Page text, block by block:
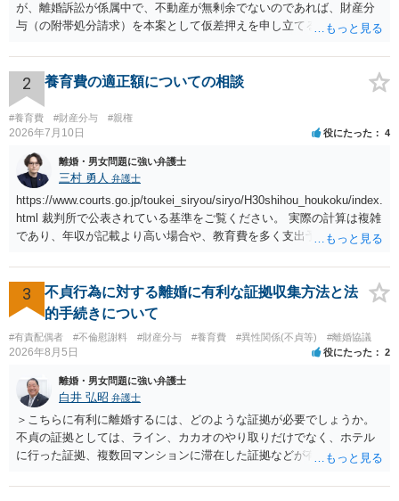
が、離婚訴訟が係属中で、不動産が無剰余でないのであれば、財産分
与（の附帯処分請求）を本案として仮差押えを申し立てる（法的には
えられます。弁護士へ依頼しているのであれば、担当弁護士とよく相
談してください。
2 養育費の適正額についての相談
#養育費 #財産分与 #親権
2026年7月10日 役にたった 4
離婚・男女問題に強い弁護士
三村 勇人 弁護士
https://www.courts.go.jp/toukei_siryou/siryo/H30shihou_houkoku/index.
html 裁判所で公表されている基準をご覧ください。 実際の計算は複雑
であり、年収が記載より高い場合や、教育費を多く支出予定される場
もございますが、本件のように簡易な相場観を知るためにはこちらで
十分かと思います。
3
不貞行為に対する離婚に有利な証拠収集方法と法
的手続きについて
#有責配偶者 #不倫慰謝料 #財産分与 #養育費 #異性関係(不貞等) #離婚協議
2026年8月5日 役にたった 2
離婚・男女問題に強い弁護士
白井 弘昭 弁護士
＞こちらに有利に離婚するには、どのような証拠が必要でしょうか。
不貞の証拠としては、ライン、カカオのやり取りだけでなく、ホテル
に行った証拠、複数回マンションに滞在した証拠などが有効です。 不
婚する、慰謝料をとるなど）ことができると思われます。 ただし、不